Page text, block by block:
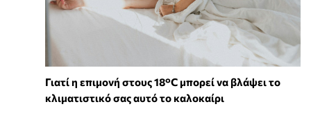
Γιατί η επιμονή στους 18°C μπορεί να βλάψει το
κλιματιστικό σας αυτό το καλοκαίρι